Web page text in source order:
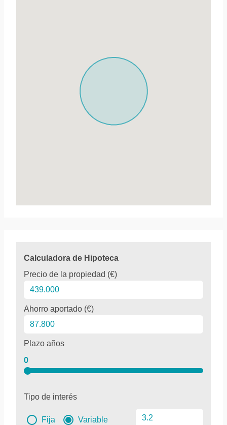
Calculadora de Hipoteca
Precio de la propiedad (€)
Ahorro aportado (€)
Plazo años
0
Tipo de interés
Fija Variable